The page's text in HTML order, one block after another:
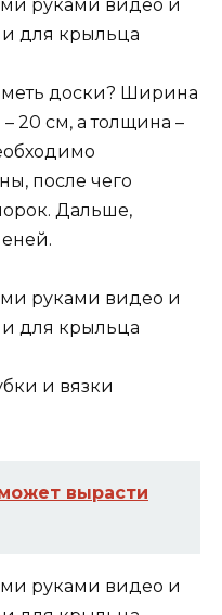
доски? Ширина
20 см, а толщина –
после чего
Дальше,
и вязки
вырасти